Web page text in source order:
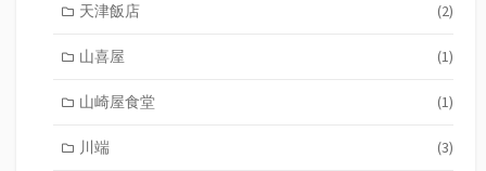
天津飯店 (2)
山喜屋 (1)
山崎屋食堂 (1)
川端 (3)